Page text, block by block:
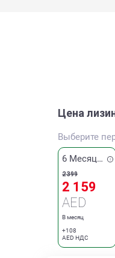
Цена
Выберите
6 Месяцев
2 399
2 159
AED
В месяц
+108
AED НДС